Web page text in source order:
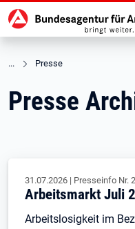
zu den Hauptinhalten
Presse
Presse
31.07.2026 | Presseinfo Nr.
Arbeitsmarkt Juli
Arbeitslosigkeit im